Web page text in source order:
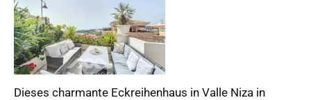
Dieses charmante Eckreihenhaus in Valle Niza in